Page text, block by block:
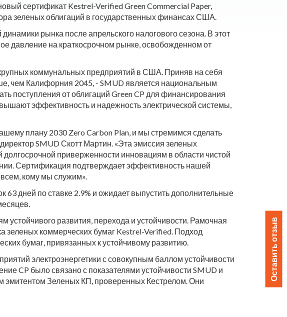
сертификат Kestrel-Verified Green Commercial Paper,
зеленых облигаций в государственных финансах США.
рынка после апрельского налогового сезона. В этот
давление на краткосрочном рынке, освобожденном от
коммунальных предприятий в США. Приняв на себя
чем Калифорния 2045, - SMUD является национальным
поступления от облигаций Green CP для финансирования
эффективность и надежность электрической системы,
плану 2030 Zero Carbon Plan, и мы стремимся сделать
SMUD Скотт Мартин. «Эта эмиссия зеленых
приверженности инновациям в области чистой
Сертификация подтверждает эффективность нашей
всем, кому мы служим».
дней по ставке 2.9% и ожидает выпустить дополнительные
устойчивого развития, перехода и устойчивости. Рамочная
зеленых коммерческих бумаг Kestrel-Verified. Подход
бумаг, привязанных к устойчивому развитию.
электроэнергетики с совокупным баллом устойчивости
CP было связано с показателями устойчивости SMUD и
эмитентом Зеленых КП, проверенных Кестрелом. Они
Оставить отзыв